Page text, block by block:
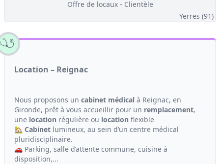
Offre de locaux - Clientèle
Yerres (91)
Location – Reignac
Nous proposons un cabinet médical à Reignac, en
Gironde, prêt à vous accueillir pour un remplacement,
une location régulière ou location flexible
🏡 Cabinet lumineux, au sein d’un centre médical
pluridisciplinaire.
🚗 Parking, salle d’attente commune, cuisine à
disposition,...